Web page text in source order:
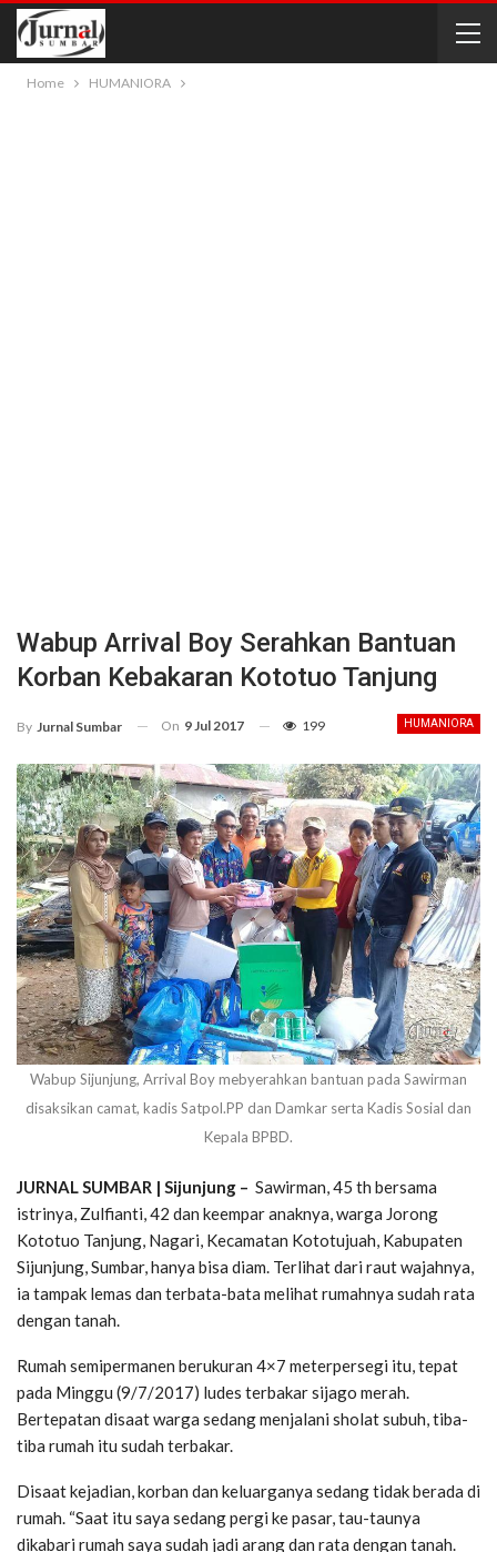
Home HUMANIORA
Wabup Arrival Boy Serahkan Bantuan
Korban Kebakaran Kototuo Tanjung
HUMANIORA
By Jurnal Sumbar On 9 Jul 2017 199
Wabup Sijunjung, Arrival Boy mebyerahkan bantuan pada Sawirman
disaksikan camat, kadis Satpol.PP dan Damkar serta Kadis Sosial dan
Kepala BPBD.
JURNAL SUMBAR | Sijunjung – Sawirman, 45 th bersama
istrinya, Zulfianti, 42 dan keempar anaknya, warga Jorong
Kototuo Tanjung, Nagari, Kecamatan Kototujuah, Kabupaten
Sijunjung, Sumbar, hanya bisa diam. Terlihat dari raut wajahnya,
ia tampak lemas dan terbata-bata melihat rumahnya sudah rata
dengan tanah.
Rumah semipermanen berukuran 4×7 meterpersegi itu, tepat
pada Minggu (9/7/2017) ludes terbakar sijago merah.
Bertepatan disaat warga sedang menjalani sholat subuh, tiba-
tiba rumah itu sudah terbakar.
Disaat kejadian, korban dan keluarganya sedang tidak berada di
rumah. “Saat itu saya sedang pergi ke pasar, tau-taunya
dikabari rumah saya sudah jadi arang dan rata dengan tanah.